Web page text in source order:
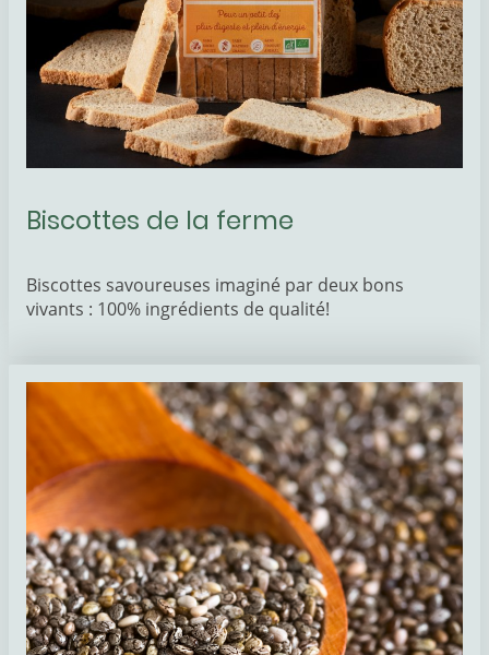
Biscottes de la ferme
Biscottes savoureuses imaginé par deux bons
vivants : 100% ingrédients de qualité!